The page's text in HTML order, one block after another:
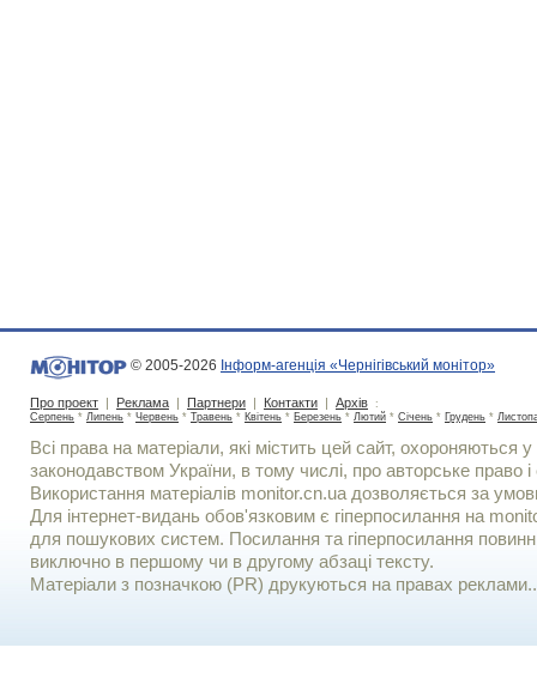
© 2005-2026 Інформ-агенція «Чернігівський монітор»
Про проект | Реклама | Партнери | Контакти | Архів :
Серпень * Липень * Червень * Травень * Квітень * Березень * Лютий * Січень * Грудень *
Всі права на матеріали, які містить цей сайт, охороняються у
законодавством України, в тому числі, про авторське право і
Використання матерiалiв monitor.cn.ua дозволяється за
Для iнтернет-видань обов'язковим є гiперпосилання на
для пошукових систем. Посилання та гіперпосилання
виключно в першому чи в другому абзаці тексту.
Матеріали з позначкою (PR) друкуються на правах реклами..